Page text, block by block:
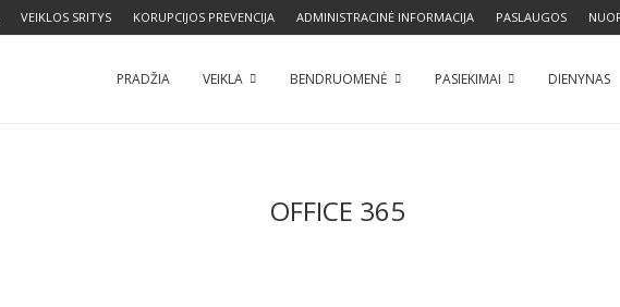
VEIKLOS SRITYS KORUPCIJOS PREVENCIJA ADMINISTRACINĖ INFORMACIJA PASLAUGOS
PRADŽIA VEIKLA BENDRUOMENĖ PASIEKIMAI DIENYNAS
OFFICE 365